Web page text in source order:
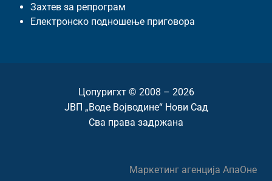
Захтев за репрограм
Електронско подношење приговора
Цопyригхт © 2008 – 2026
ЈВП „Воде Војводине“ Нови Сад
Сва права задржана
Маркетинг агенција АпаОне